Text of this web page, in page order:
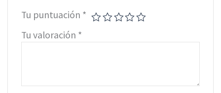
Tu puntuación *
Tu valoración *